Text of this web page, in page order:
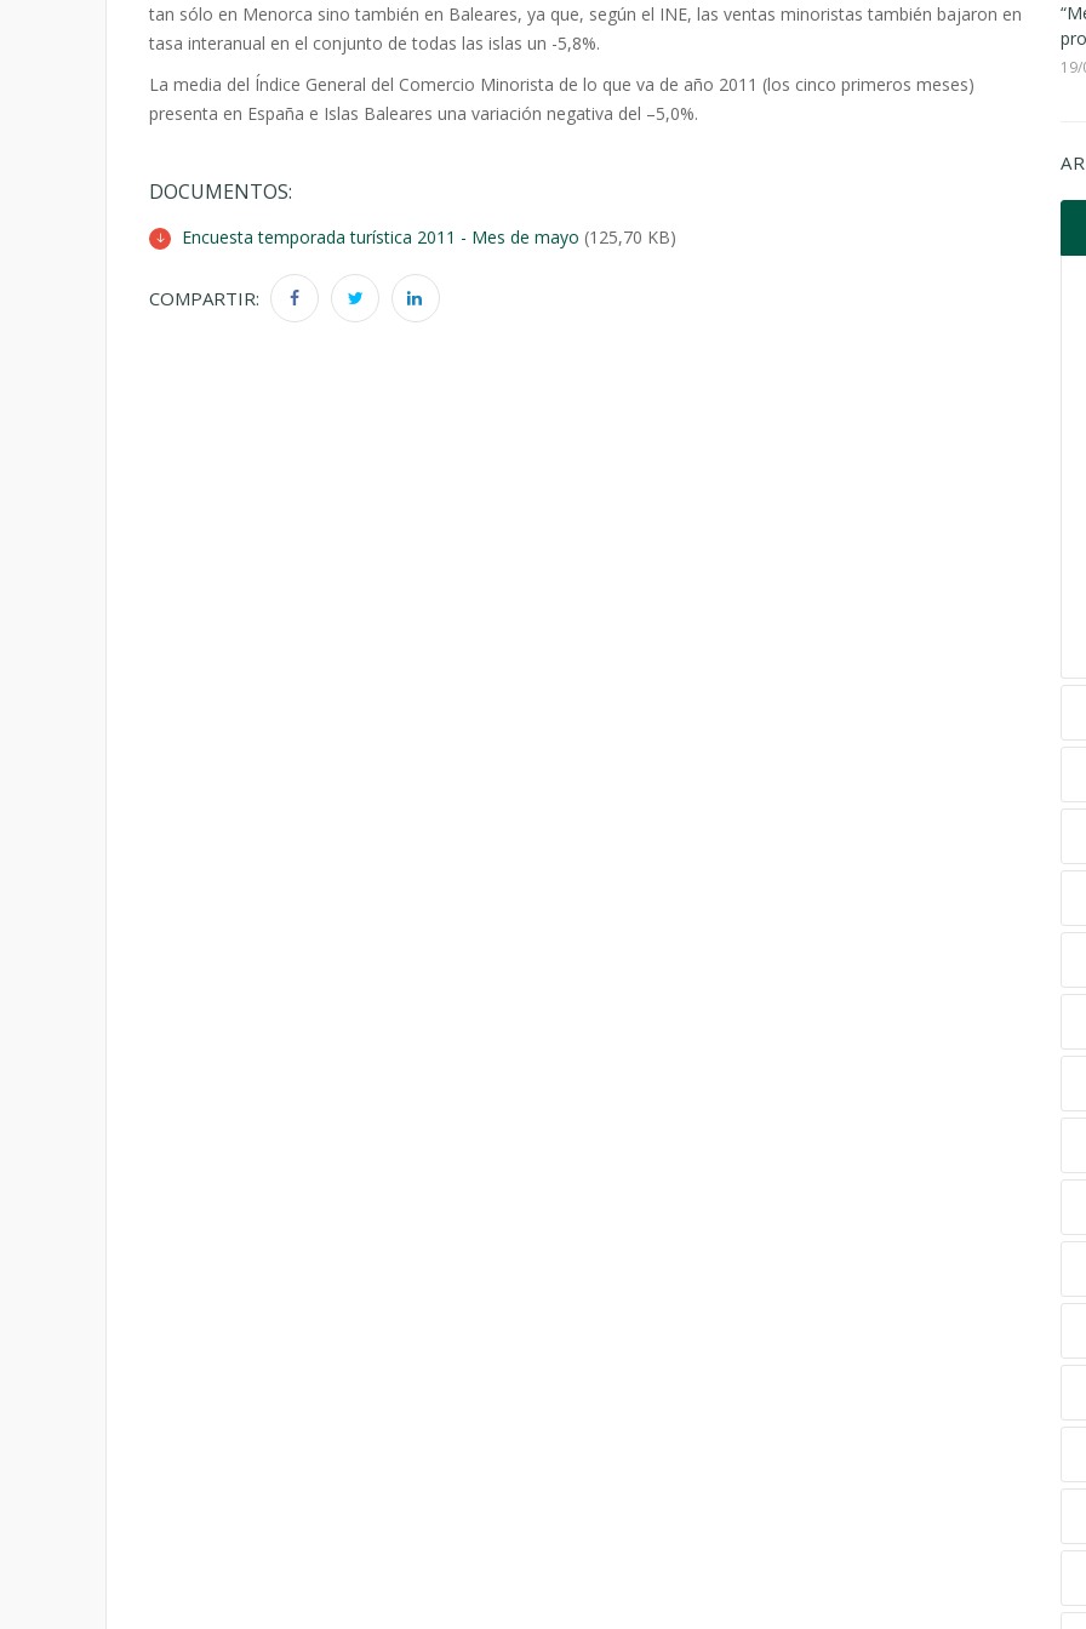
tan sólo en Menorca sino también en Baleares, ya que, según el INE, las ventas minoristas también bajaron en
tasa interanual en el conjunto de todas las islas un -5,8%.
La media del Índice General del Comercio Minorista de lo que va de año 2011 (los cinco primeros meses)
presenta en España e Islas Baleares una variación negativa del –5,0%.
DOCUMENTOS:
Encuesta temporada turística 2011 - Mes de mayo (125,70 KB)
COMPARTIR: